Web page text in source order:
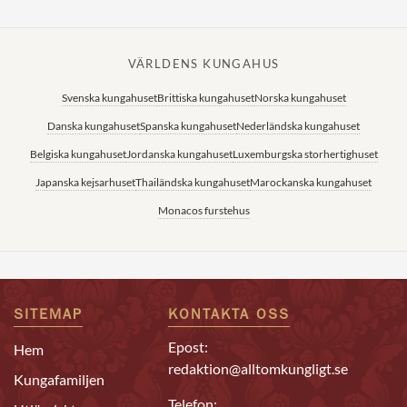
VÄRLDENS KUNGAHUS
Svenska kungahusetBrittiska kungahusetNorska kungahuset
Danska kungahusetSpanska kungahusetNederländska kungahuset
Belgiska kungahusetJordanska kungahusetLuxemburgska storhertighuset
Japanska kejsarhusetThailändska kungahusetMarockanska kungahuset
Monacos furstehus
SITEMAP
Hem
Kungafamiljen
KONTAKTA OSS
Epost:
redaktion@alltomkungligt.se